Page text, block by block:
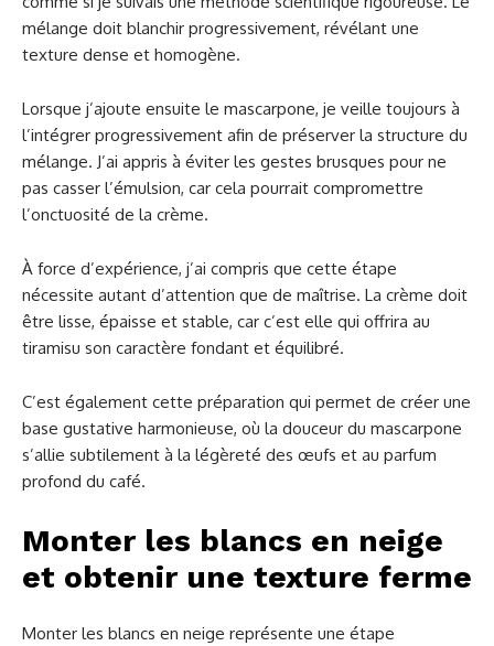
mélange doit blanchir progressivement, révélant une
texture dense et homogène.
Lorsque j’ajoute ensuite le mascarpone, je veille toujours à
l’intégrer progressivement afin de préserver la structure du
mélange. J’ai appris à éviter les gestes brusques pour ne
pas casser l’émulsion, car cela pourrait compromettre
l’onctuosité de la crème.
À force d’expérience, j’ai compris que cette étape
nécessite autant d’attention que de maîtrise. La crème doit
être lisse, épaisse et stable, car c’est elle qui offrira au
tiramisu son caractère fondant et équilibré.
C’est également cette préparation qui permet de créer une
base gustative harmonieuse, où la douceur du mascarpone
s’allie subtilement à la légèreté des œufs et au parfum
profond du café.
Monter les blancs en neige
et obtenir une texture ferme
Monter les blancs en neige représente une étape